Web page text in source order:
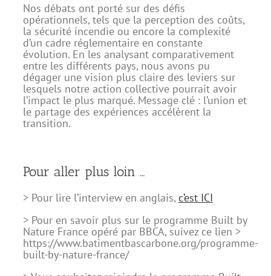
Nos débats ont porté sur des défis
opérationnels, tels que la perception des coûts,
la sécurité incendie ou encore la complexité
d’un cadre réglementaire en constante
évolution. En les analysant comparativement
entre les différents pays, nous avons pu
dégager une vision plus claire des leviers sur
lesquels notre action collective pourrait avoir
l’impact le plus marqué. Message clé : l’union et
le partage des expériences accélèrent la
transition.
Pour aller plus loin …
> Pour lire l’interview en anglais, c’est ICI
> Pour en savoir plus sur le programme Built by
Nature France opéré par BBCA, suivez ce lien >
https://www.batimentbascarbone.org/programme-
built-by-nature-france/